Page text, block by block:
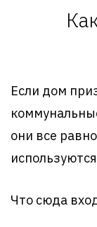
Если дом
они все
Что сюда